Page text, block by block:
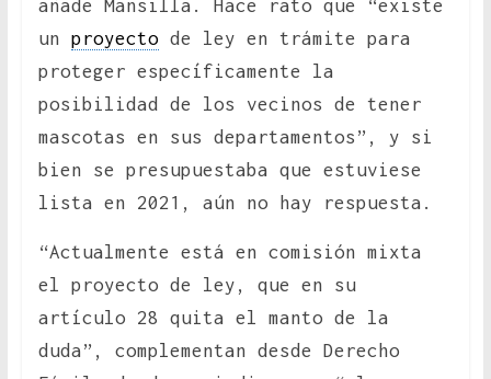
añade Mansilla. Hace rato que “existe
un proyectode ley en trámite para
proteger específicamente la
posibilidad de los vecinos de tener
mascotas en sus departamentos”, y si
bien se presupuestaba que estuviese
lista en 2021, aún no hay respuesta.
“Actualmente está en comisión mixta
el proyecto de ley, que en su
artículo 28 quita el manto de la
duda”, complementan desde Derecho